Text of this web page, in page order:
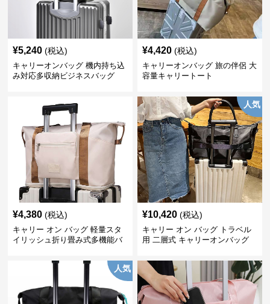
¥5,240 (税込)
キャリーオンバッグ 機内持ち込
み対応多収納ビジネスバッグ
¥4,420 (税込)
キャリーオンバッグ 旅の伴侶 大
容量キャリートート
¥4,380 (税込)
キャリー オン バッグ 軽量スタ
イリッシュ折り畳み式多機能バ
人気
¥10,420 (税込)
キャリー オン バッグ トラベル
用 二層式 キャリーオンバッグ
人気